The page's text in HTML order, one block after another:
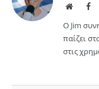
Website
Ο Jim
παίζει
στις